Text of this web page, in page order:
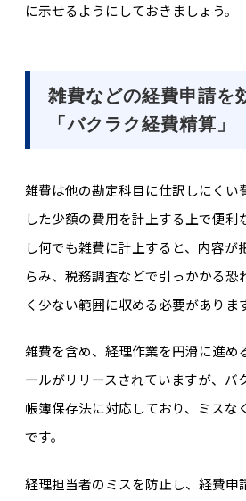
に示せるようにしておきましょう。
雑費などの経費申請を
「バクラク経費精算」
雑費は他の勘定科目に仕訳しにくい
した少額の費用を計上する上で便利
し何でも雑費に計上すると、内容が
らみ、税務調査などで引っかかる恐
く少ない範囲に収める必要がありま
雑費を含め、経理作業を円滑に進め
ールがリリースされていますが、バ
帳簿保存法に対応しており、ミスな
です。
経理担当者のミスを防止し、経費申